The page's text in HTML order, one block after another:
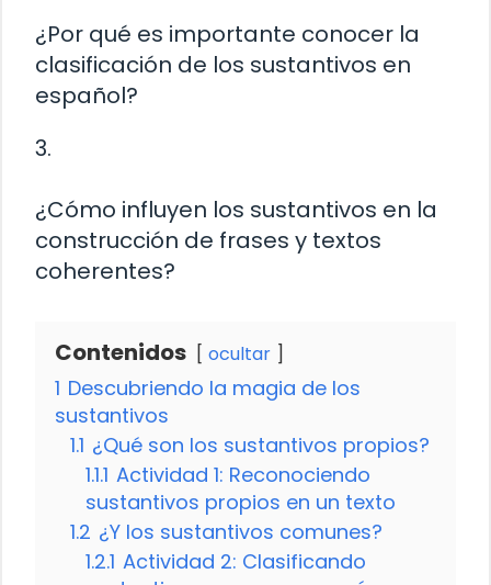
¿Por qué es importante conocer la
clasificación de los sustantivos en
español?
3.
¿Cómo influyen los sustantivos en la
construcción de frases y textos
coherentes?
Contenidos ocultar
1 Descubriendo la magia de los
sustantivos
1.1 ¿Qué son los sustantivos propios?
1.1.1 Actividad 1: Reconociendo
sustantivos propios en un texto
1.2 ¿Y los sustantivos comunes?
1.2.1 Actividad 2: Clasificando